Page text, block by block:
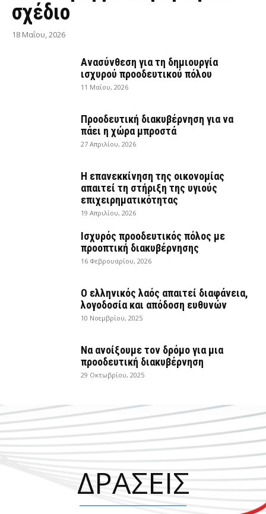
σχέδιο
18 Μαΐου, 2026
Ανασύνθεση για τη δημιουργία
ισχυρού προοδευτικού πόλου
11 Μαΐου, 2026
Προοδευτική διακυβέρνηση για να
πάει η χώρα μπροστά
27 Απριλίου, 2026
Η επανεκκίνηση της οικονομίας
απαιτεί τη στήριξη της υγιούς
επιχειρηματικότητας
19 Απριλίου, 2026
Ισχυρός προοδευτικός πόλος με
προοπτική διακυβέρνησης
16 Φεβρουαρίου, 2026
Ο ελληνικός λαός απαιτεί διαφάνεια,
λογοδοσία και απόδοση ευθυνών
10 Νοεμβρίου, 2025
Να ανοίξουμε τον δρόμο για μια
προοδευτική διακυβέρνηση
29 Οκτωβρίου, 2025
ΔΡΑΣΕΙΣ